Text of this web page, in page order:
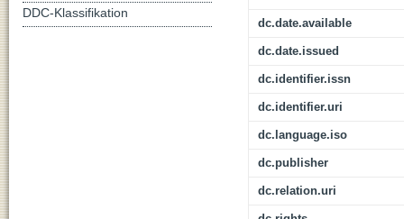
dc.date.available
dc.date.issued
dc.identifier.issn
dc.identifier.uri
dc.language.iso
dc.publisher
dc.relation.uri
DDC-Klassifikation